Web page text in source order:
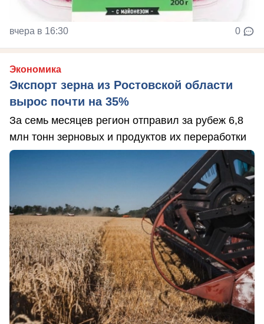
вчера в 16:30 0
Экономика
Экспорт зерна из Ростовской области
вырос почти на 35%
За семь месяцев регион отправил за рубеж 6,8
млн тонн зерновых и продуктов их переработки